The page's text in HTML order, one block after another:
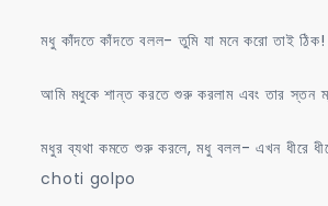
মধু কাঁদতে কাঁদতে বলল- তুমি যা মনে করো তাই ঠিক!
আমি মধুকে শান্ত করতে শুরু করলাম এবং তার স্তন
মধুর ব্যথা কমতে শুরু করলে, মধু বলল- এখন ধীরে
choti golpo